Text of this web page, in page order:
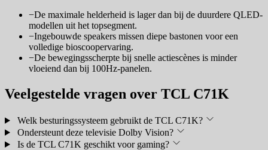
−De maximale helderheid is lager dan bij de duurdere QLED-
modellen uit het topsegment.
−Ingebouwde speakers missen diepe bastonen voor een
volledige bioscoopervaring.
−De bewegingsscherpte bij snelle actiescènes is minder
vloeiend dan bij 100Hz-panelen.
Veelgestelde vragen over TCL C71K
Welk besturingssysteem gebruikt de TCL C71K?
Ondersteunt deze televisie Dolby Vision?
Is de TCL C71K geschikt voor gaming?